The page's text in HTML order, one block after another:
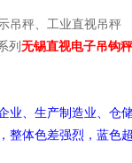
吊秤、工业直视吊秤
列无锡直视电子吊钩
业、生产制造业、仓
整体色差强烈，蓝色